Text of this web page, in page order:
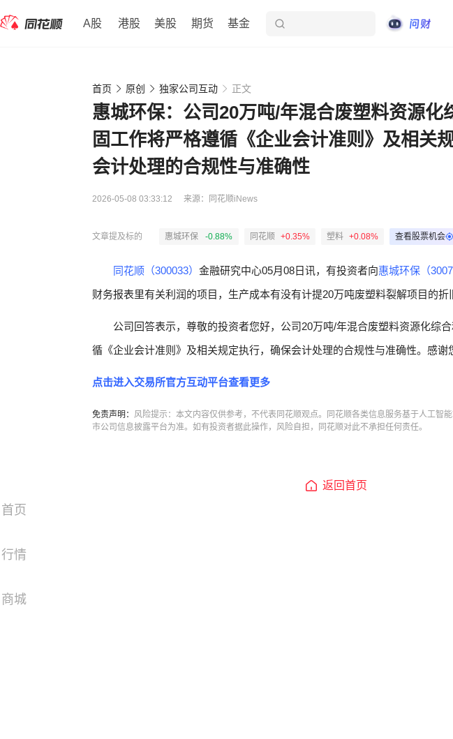
A股 港股 美股 期货 基金
首页
行情
商城
首页 原创 独家公司互动 正文
惠城环保：公司20万吨/年混合废塑料资源化
固工作将严格遵循《企业会计准则》及相关
会计处理的合规性与准确性
2026-05-08 03:33:12 来源： 同花顺iNews
文章提及标的 惠城环保 -0.88% 同花顺 +0.35% 塑料 +0.08% 查看股票机会
同花顺（300033） 金融研究中心05月08日讯，有投资者向惠城环保（
财务报表里有关利润的项目，生产成本有没有计提20万吨废塑料裂解项目的折
公司回答表示，尊敬的投资者您好，公司20万吨/年混合废塑料资源化综
循《企业会计准则》及相关规定执行，确保会计处理的合规性与准确性。感谢
点击进入交易所官方互动平台查看更多
免责声明： 风险提示：本文内容仅供参考，不代表同花顺观点。同花顺各类信息服务基于人工智
市公司信息披露平台为准。如有投资者据此操作，风险自担，同花顺对此不承担任何责任。
返回首页